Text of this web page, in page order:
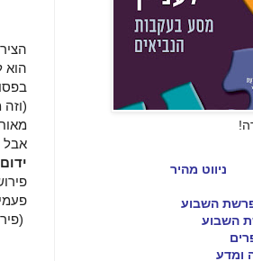
הוא
אבל
ניווט מהיר
השבוע
השבוע
ומדע